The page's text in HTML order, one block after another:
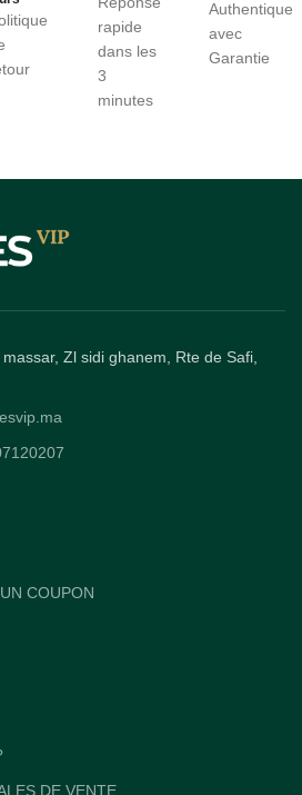
rapide
dans les
3
minutes
Authentique
avec
Garantie
Zl sidi ghanem, Rte de Safi,
COUPON
DE VENTE